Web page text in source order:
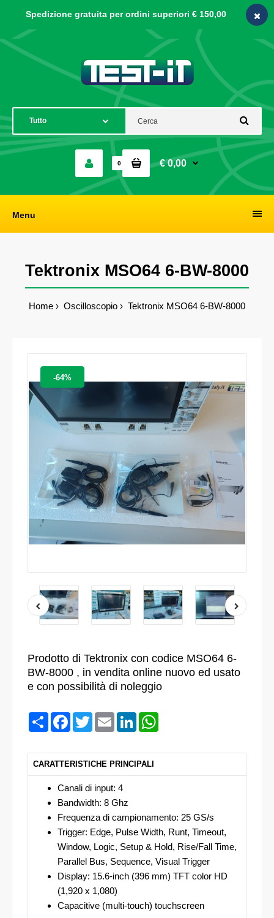
Spedizione gratuita per ordini superiori € 150,00
0 € 0,00
Menu
Tektronix MSO64 6-BW-8000
Home Oscilloscopio Tektronix MSO64 6-BW-8000
-64%
Prodotto di Tektronix con codice MSO64 6-
BW-8000 , in vendita online nuovo ed usato
e con possibilità di noleggio
CondividiFacebook
TwitterEmail LinkedIn
CARATTERISTICHE PRINCIPALI
Canali di input: 4
Bandwidth: 8 Ghz
Frequenza di campionamento: 25 GS/s
Trigger: Edge, Pulse Width, Runt, Timeout,
Window, Logic, Setup & Hold, Rise/Fall Time,
Parallel Bus, Sequence, Visual Trigger
Display: 15.6-inch (396 mm) TFT color HD
(1,920 x 1,080)
Capacitive (multi-touch) touchscreen